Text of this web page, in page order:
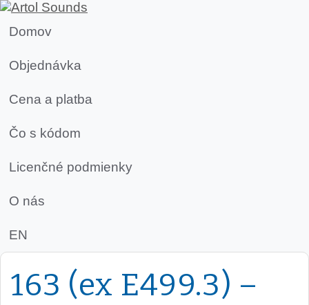
Domov
Objednávka
Cena a platba
Čo s kódom
Licenčné podmienky
O nás
EN
163 (ex E499.3) –